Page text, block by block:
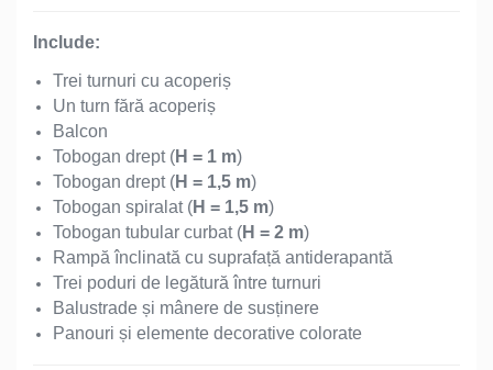
Include:
Trei turnuri cu acoperiș
Un turn fără acoperiș
Balcon
Tobogan drept (H = 1 m)
Tobogan drept (H = 1,5 m)
Tobogan spiralat (H = 1,5 m)
Tobogan tubular curbat (H = 2 m)
Rampă înclinată cu suprafață antiderapantă
Trei poduri de legătură între turnuri
Balustrade și mânere de susținere
Panouri și elemente decorative colorate